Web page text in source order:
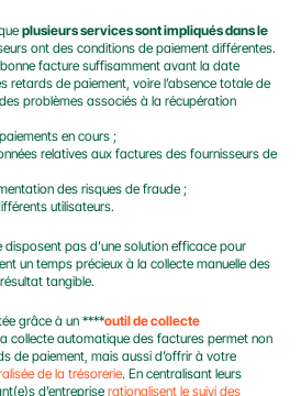
plusieurs services sont impliqués dans le
ont des conditions de paiement différentes.
facture suffisamment avant la date
retards de paiement, voire l’absence totale de
problèmes associés à la récupération
en cours ;
relatives aux factures des fournisseurs de
des risques de fraude ;
utilisateurs.
disposent pas d’une solution efficace pour
un temps précieux à la collecte manuelle des
tangible.
grâce à un ****outil de collecte
collecte automatique des factures permet non
de paiement, mais aussi d’offrir à votre
de la trésorerie. En centralisant leurs
d’entreprise rationalisent le suivi des